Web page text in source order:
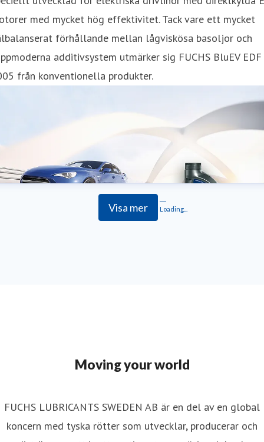
med mycket hög effektivitet. Tack vare ett mycket
förhållande mellan lågviskösa basoljor och
additivsystem utmärker sig FUCHS BluEV EDF
från konventionella produkter.
Visa mer Loading...
Moving your world
FUCHS LUBRICANTS SWEDEN AB är en del av en global
koncern med tyska rötter som utvecklar, producerar och